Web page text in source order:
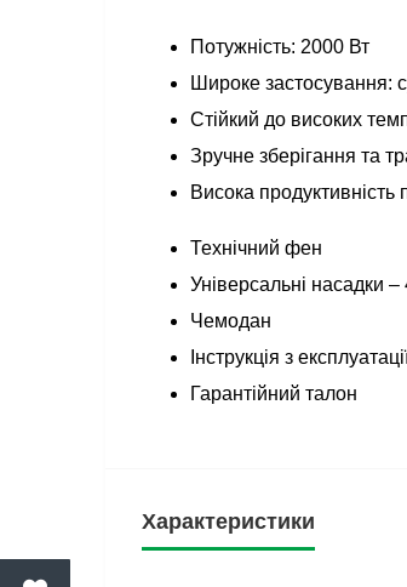
Потужність: 2000 Вт
Широке застосування:
Стійкий до високих
Зручне зберігання та
Висока продуктивність
Технічний фен
Універсальні насадки –
Чемодан
Інструкція з
Гарантійний талон
Характеристики